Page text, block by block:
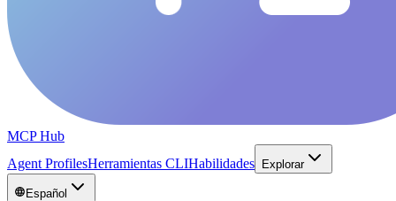
MCP Hub
Agent ProfilesHerramientas CLIHabilidades Explorar
Español